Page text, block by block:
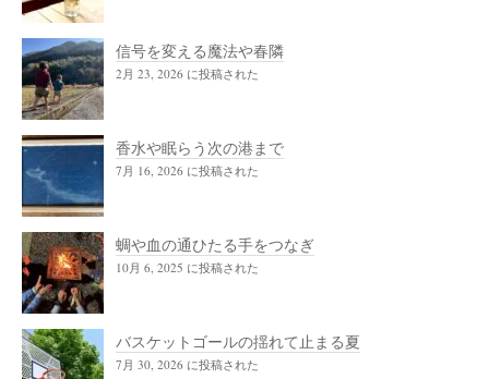
信号を変える魔法や春隣
2月 23, 2026 に投稿された
香水や眠らう次の港まで
7月 16, 2026 に投稿された
蜩や血の通ひたる手をつなぎ
10月 6, 2025 に投稿された
バスケットゴールの揺れて止まる夏
7月 30, 2026 に投稿された